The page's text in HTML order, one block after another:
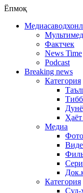
Ёпмоқ
Фактчек
News Time
Podcast
Breaking news
Категория
Дунё
Ҳаёт
Медиа
Фото
Категория
Суд-